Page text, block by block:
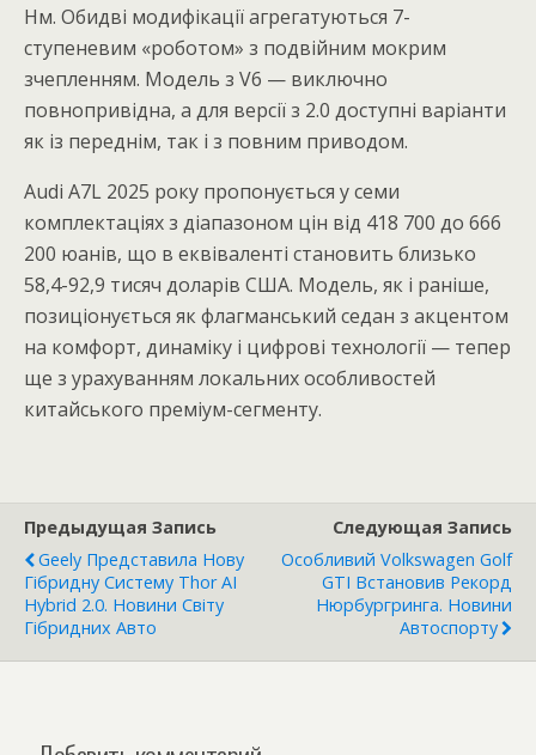
Нм. Обидві модифікації агрегатуються 7-
ступеневим «роботом» з подвійним мокрим
зчепленням. Модель з V6 — виключно
повнопривідна, а для версії з 2.0 доступні варіанти
як із переднім, так і з повним приводом.
Audi A7L 2025 року пропонується у семи
комплектаціях з діапазоном цін від 418 700 до 666
200 юанів, що в еквіваленті становить близько
58,4-92,9 тисяч доларів США. Модель, як і раніше,
позиціонується як флагманський седан з акцентом
на комфорт, динаміку і цифрові технології — тепер
ще з урахуванням локальних особливостей
китайського преміум-сегменту.
Предыдущая Запись
Geely Представила Нову
Гібридну Систему Thor AI
Hybrid 2.0. Новини Світу
Гібридних Авто
Следующая Запись
Особливий Volkswagen Golf
GTI Встановив Рекорд
Нюрбургринга. Новини
Автоспорту